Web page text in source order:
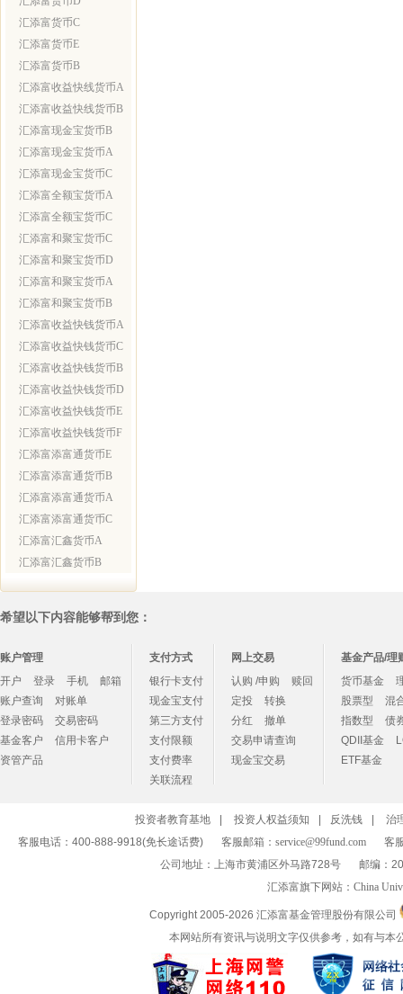
汇添富货币C
汇添富货币E
汇添富货币B
汇添富收益快线货币A
汇添富收益快线货币B
汇添富现金宝货币B
汇添富现金宝货币A
汇添富现金宝货币C
汇添富全额宝货币A
汇添富全额宝货币C
汇添富和聚宝货币C
汇添富和聚宝货币D
汇添富和聚宝货币A
汇添富和聚宝货币B
汇添富收益快钱货币A
汇添富收益快钱货币C
汇添富收益快钱货币B
汇添富收益快钱货币D
汇添富收益快钱货币E
汇添富收益快钱货币F
汇添富添富通货币E
汇添富添富通货币B
汇添富添富通货币A
汇添富添富通货币C
汇添富汇鑫货币A
汇添富汇鑫货币B
希望以下内容能够帮到您：
账户管理
开户
登录 手机
邮箱
账户查询
对账单
登录密码
交易密码
基金客户
信用卡客户
资管产品
支付方式
银行卡支付
现金宝支付
第三方支付
支付限额
支付费率
关联流程
网上交易
认购 /申购
赎回
定投
转换
分红
撤单
交易申请查询
现金宝交易
基金产品/理
货币基金
股票型
混
指数型
债
QDII基金
ETF基金
投资者教育基地 投资人权益须知 反洗钱
治
客服电话：400-888-9918(免长途话费)
客服邮箱： service@99fund.com
客
公司地址：上海市黄浦区外马路728号
邮编：
汇添富旗下网站： China
Copyright 2005-2026 汇添富基金管理股份有限公司
本网站所有资讯与说明文字仅供参考，如有与本